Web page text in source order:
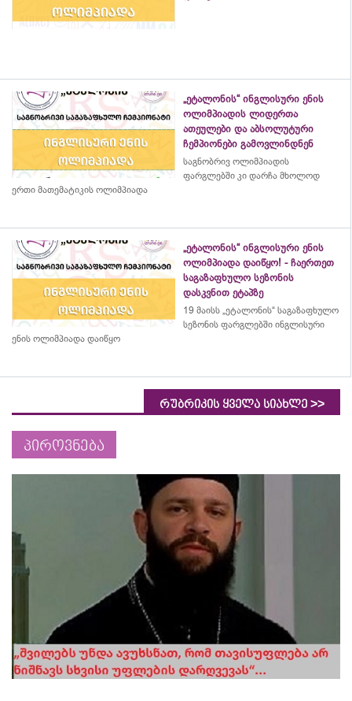
„ეტალონის“ ინგლისური ენის
ოლიმპიადის ლიდერთა
ათეულები და აბსოლუტური
ჩემპიონები გამოვლინდნენ
საგნობრივ ოლიმპიადის
ფარგლებში კი დარჩა მხოლოდ
ერთი მათემატიკის ოლიმპიადა
„ეტალონის“ ინგლისური ენის
ოლიმპიადა დაიწყო! - ჩაერთეთ
საგაზაფხულო სეზონის
დასკვნით ეტაპზე
19 მაისს „ეტალონის“ საგაზაფხულო
სეზონის ფარგლებში ინგლისური
ენის ოლიმპიადა დაიწყო
რუბრიკის ყველა სიახლე >>
პიროვნება